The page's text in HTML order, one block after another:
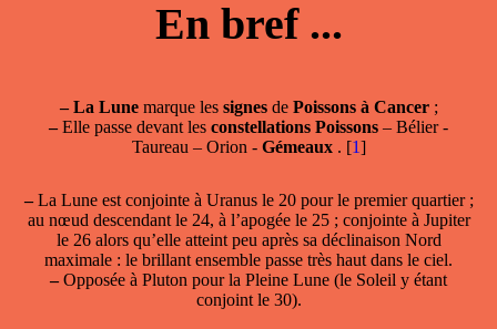
En bref ...
– La Lunemarque les signesde Poissons à Cancer;
–Elle passe devant les constellations Poissons – Bélier -
Taureau – Orion - Gémeaux . [1]
–La Lune est conjointe à Uranus le 20 pour le premier quartier ;
au nœud descendant le 24, à l’apogée le 25 ; conjointe à Jupiter
le 26 alors qu’elle atteint peu après sa déclinaison Nord
maximale : le brillant ensemble passe très haut dans le ciel.
–Opposée à Pluton pour la Pleine Lune (le Soleil y étant
conjoint le 30).